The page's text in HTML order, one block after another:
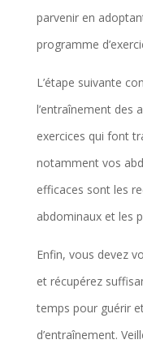
parvenir en
programme
L’étape suivante
l’entraînement des
exercices qui font
notamment vos
efficaces sont les
abdominaux et les
Enfin, vous devez
et récupérez
temps pour guérir
d’entraînement.